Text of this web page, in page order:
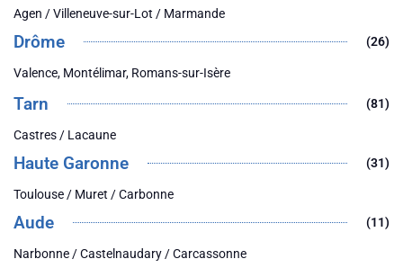
Agen / Villeneuve-sur-Lot / Marmande
Drôme (26)
Valence, Montélimar, Romans-sur-Isère
Tarn (81)
Castres / Lacaune
Haute Garonne (31)
Toulouse / Muret / Carbonne
Aude (11)
Narbonne / Castelnaudary / Carcassonne